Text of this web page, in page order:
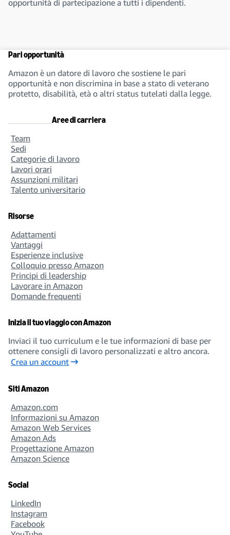
opportunità di partecipazione a tutti i dipendenti.
Pari opportunità
Amazon è un datore di lavoro che sostiene le pari
opportunità e non discrimina in base a stato di veterano
protetto, disabilità, età o altri status tutelati dalla legge.
Aree di carriera
Team
Sedi
Categorie di lavoro
Lavori orari
Assunzioni militari
Talento universitario
Risorse
Adattamenti
Vantaggi
Esperienze inclusive
Colloquio presso Amazon
Principi di leadership
Lavorare in Amazon
Domande frequenti
Inizia il tuo viaggio con Amazon
Inviaci il tuo curriculum e le tue informazioni di base per
ottenere consigli di lavoro personalizzati e altro ancora.
Crea un account
Siti Amazon
Amazon.com
Informazioni su Amazon
Amazon Web Services
Amazon Ads
Progettazione Amazon
Amazon Science
Social
LinkedIn
Instagram
Facebook